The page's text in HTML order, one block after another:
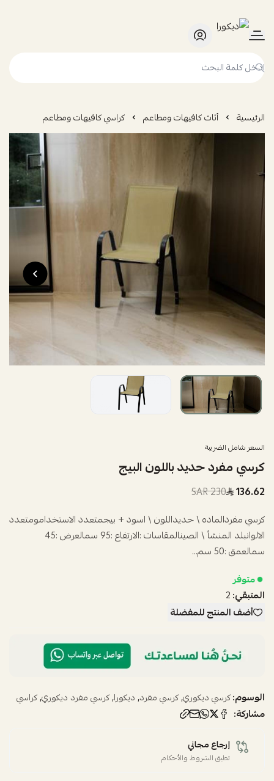
ديكورا
الرئيسية أثاث كافيهات ومطاعم كراسي كافيهات ومطاعم
السعر شامل الضريبة
كرسي مفرد حديد باللون البيج
136.62
230 SAR
كرسي مفردالماده \ حديداللون \ اسود + بيجمتعدد الاستخدامومتعدد
الالوانبلد المنشأ \ الصينالمقاسات :الارتفاع :95 سمالعرض :45
سمالعمق :50 سم...
متوفر
المتبقي:2
أضف المنتج للمفضلة
الوسوم:كرسي ديكوري,كرسي مقرد,ديكورا,كرسي مفرد ديكوري,كراسي
مشاركة:
إرجاع مجاني
تطبق الشروط والأحكام